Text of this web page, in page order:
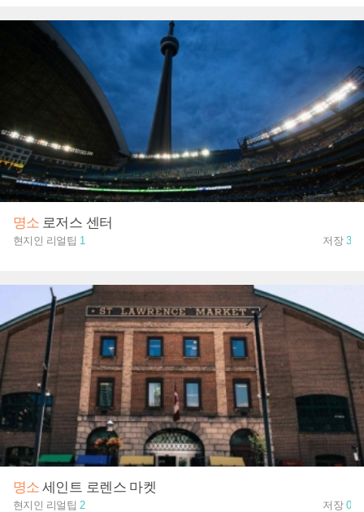
명소 로저스 센터
현지인 리얼팁 1 저장 3
명소 세인트 로렌스 마켓
현지인 리얼팁 2 저장 0